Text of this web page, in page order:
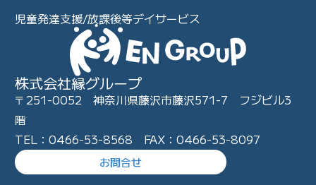
児童発達支援/放課後等デイサービス
株式会社縁グループ
〒251-0052 神奈川県藤沢市藤沢571-7 フジビル3
階
TEL：0466-53-8568 FAX：0466-53-8097
お問合せ